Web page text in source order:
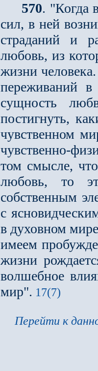
570. "Когда
сил, в ней
страданий и
любовь, из
жизни
переживаний
сущность
постигнуть,
чувственном
чувственно-
том смысле,
любовь, то
собственным
с
в духовном
имеем
жизни
волшебное
мир". 17(7)
Перейти к